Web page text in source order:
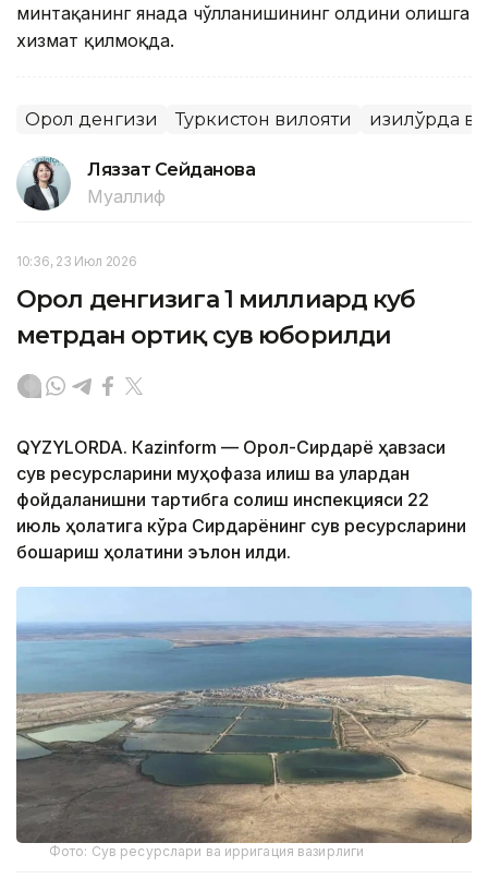
минтақанинг янада чўлланишининг олдини олишга
хизмат қилмоқда.
Орол денгизи Туркистон вилояти Қизилўрда
Ляззат Сейданова
Муаллиф
10:36, 23 Июл 2026
Орол денгизига 1 миллиард куб
метрдан ортиқ сув юборилди
QYZYLORDA. Кazinform — Орол-Сирдарё ҳавзаси
сув ресурсларини муҳофаза қилиш ва улардан
фойдаланишни тартибга солиш инспекцияси 22
июль ҳолатига кўра Сирдарёнинг сув ресурсларини
бошқариш ҳолатини эълон қилди.
Фото: Сув ресурслари ва ирригация вазирлиги